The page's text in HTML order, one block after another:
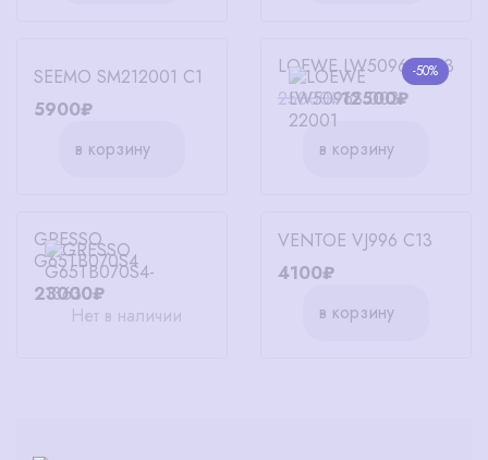
SEEMO SM212001 C1
5900₽
в корзину
-50%
LOEWE LW5096S 003
25000₽12500₽
в корзину
GRESSO
G65TB070S4
23000₽
Нет в наличии
VENTOE VJ996 C13
4100₽
в корзину